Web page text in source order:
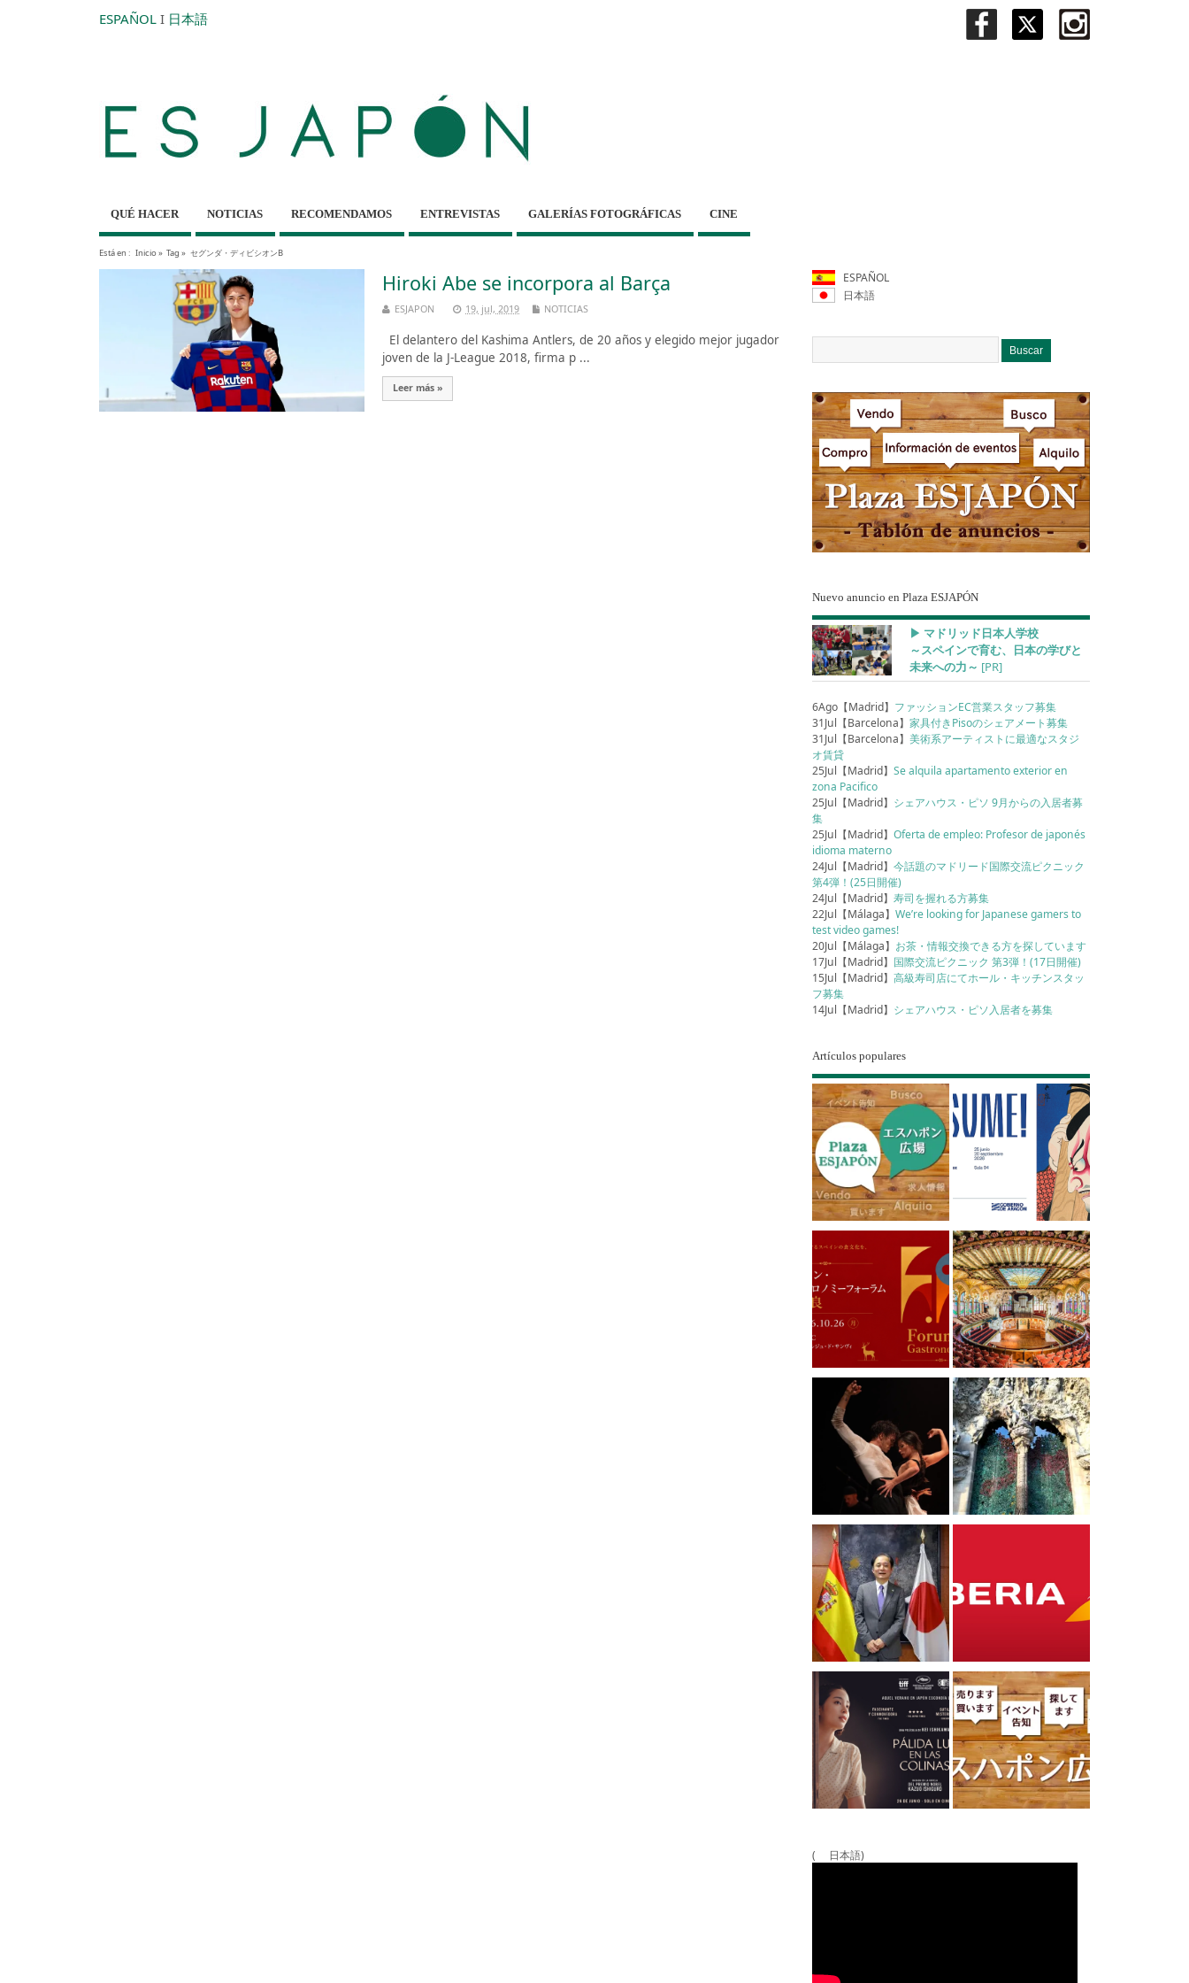
ESPAÑOL I 日本語
QUÉ HACER NOTICIAS RECOMENDAMOS ENTREVISTAS GALERÍAS FOTOGRÁFICAS CINE
Está en : Inicio» Tag » セグンダ・ディビシオンB
Hiroki Abe se incorpora al Barça
ESJAPON 19, jul, 2019 NOTICIAS
El delantero del Kashima Antlers, de 20 años y elegido mejor jugador
joven de la J-League 2018, firma p ...
Leer más »
ESPAÑOL
日本語
Nuevo anuncio en Plaza ESJAPÓN
▶︎ マドリッド日本人学校
～スペインで育む、日本の学びと
未来への力～ [PR]
6Ago【Madrid】 ファッションEC営業スタッフ募集
31Jul【Barcelona】家具付きPisoのシェアメート募集
31Jul【Barcelona】美術系アーティストに最適なスタジ
オ賃貸
25Jul【Madrid】Se alquila apartamento exterior en
zona Pacifico
25Jul【Madrid】 シェアハウス・ピソ 9月からの入居者募
集
25Jul【Madrid】Oferta de empleo: Profesor de japonés
idioma materno
24Jul【Madrid】今話題のマドリード国際交流ピクニック
第4弾！(25日開催)
24Jul【Madrid】寿司を握れる方募集
22Jul【Málaga】We’re looking for Japanese gamers to
test video games!
20Jul【Málaga】 お茶・情報交換できる方を探しています
17Jul【Madrid】 国際交流ピクニック 第3弾！(17日開催)
15Jul【Madrid】高級寿司店にてホール・キッチンスタッ
フ募集
14Jul【Madrid】 シェアハウス・ピソ入居者を募集
Artículos populares
( 日本語)